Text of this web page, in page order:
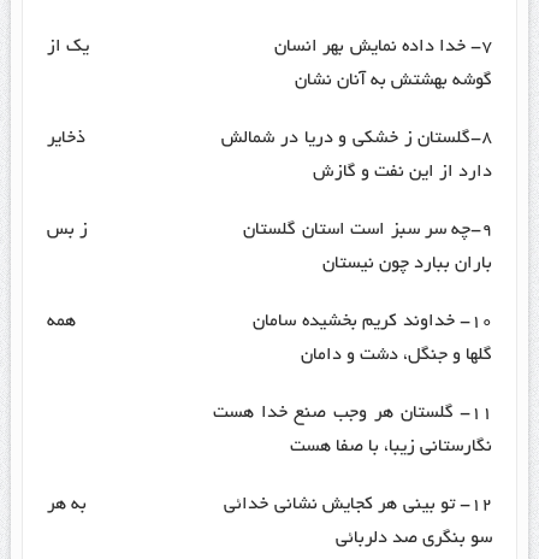
۷- خدا داده نمایش بهر انسان یک از
گوشه بهشتش به آنان نشان
۸-گلستان ز خشکی و دریا در شمالش ذخایر
دارد از این نفت و گازش
۹-چه سر سبز است استان گلستان ز بس
باران ببارد چون نیستان
۱۰- خداوند کریم بخشیده سامان همه
گلها و جنگل، دشت و دامان
۱۱- گلستان هر وجب صنع خدا هست
نگارستانی زیبا، با صفا هست
۱۲- تو بینی هر کجایش نشانی خدائی به هر
سو بنگری صد دلربائی